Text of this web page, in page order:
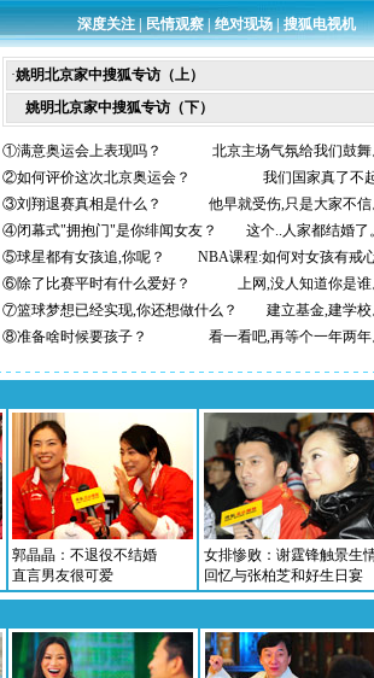
深度关注|民情观察|绝对现场|搜狐电视机
·姚明北京家中搜狐专访（上）
姚明北京家中搜狐专访（下）
①满意奥运会上表现吗？ 北京主场气氛给我们鼓
②如何评价这次北京奥运会？ 我们国家真了不
③刘翔退赛真相是什么？ 他早就受伤,只是大家不
④闭幕式"拥抱门"是你绯闻女友？ 这个..人家都结婚了
⑤球星都有女孩追,你呢？ NBA课程:如何对女孩有戒
⑥除了比赛平时有什么爱好？ 上网,没人知道你是
⑦篮球梦想已经实现,你还想做什么？ 建立基金,建学
⑧准备啥时候要孩子？ 看一看吧,再等个一年两
郭晶晶：不退役不结婚
直言男友很可爱
女排惨败：谢霆锋触景生
回忆与张柏芝和好生日宴